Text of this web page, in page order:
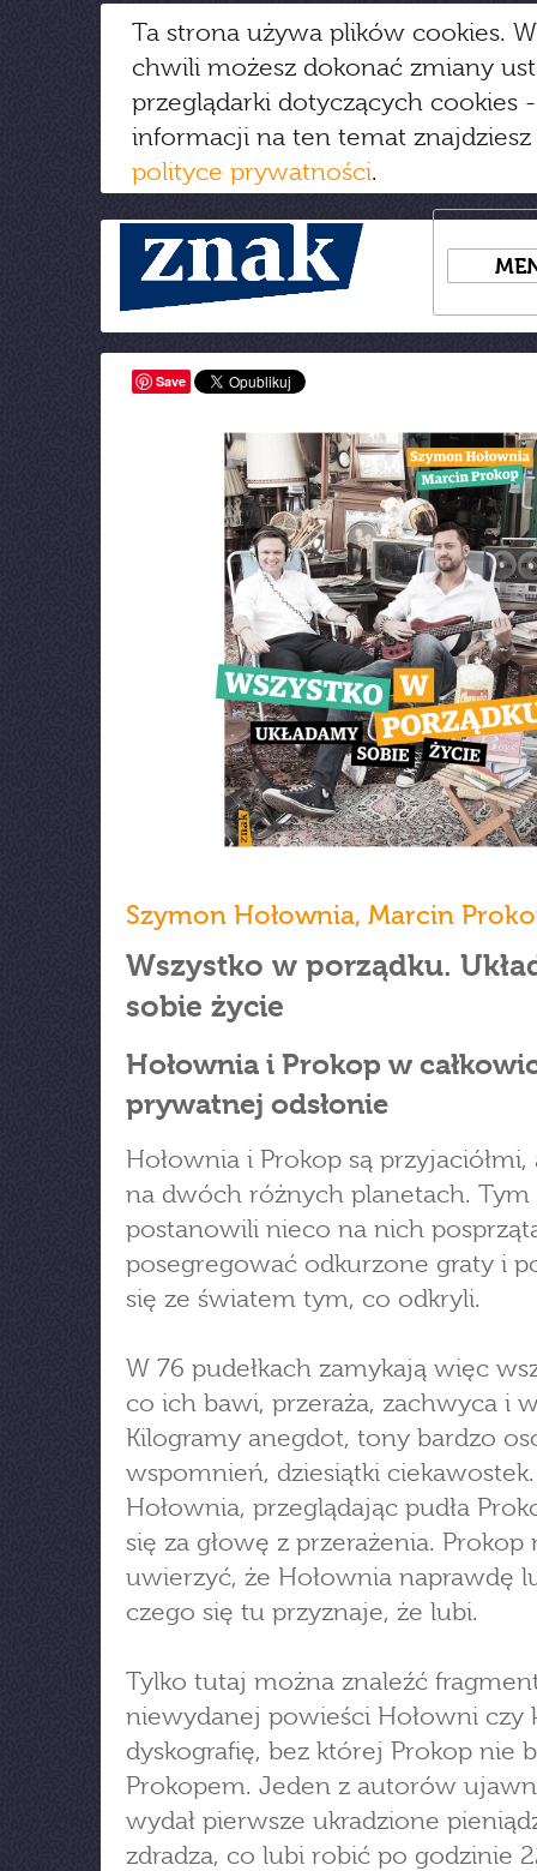
Ta strona używa plików cookies.
chwili możesz dokonać zmiany
przeglądarki dotyczących cookies
informacji na ten temat
polityce prywatności.
Save
Szymon Hołownia, Marcin
Wszystko w porządku.
sobie życie
Hołownia i Prokop w
prywatnej odsłonie
Hołownia i Prokop są przyjaciółmi,
na dwóch różnych planetach. Tym
postanowili nieco na nich
posegregować odkurzone graty i
się ze światem tym, co odkryli.
W 76 pudełkach zamykają więc
co ich bawi, przeraża, zachwyca i
Kilogramy anegdot, tony bardzo
wspomnień, dziesiątki ciekawostek.
Hołownia, przeglądając pudła
się za głowę z przerażenia. Prokop
uwierzyć, że Hołownia naprawdę
czego się tu przyznaje, że lubi.
Tylko tutaj można znaleźć
niewydanej powieści Hołowni czy
dyskografię, bez której Prokop nie
Prokopem. Jeden z autorów
wydał pierwsze ukradzione
zdradza, co lubi robić po godzinie